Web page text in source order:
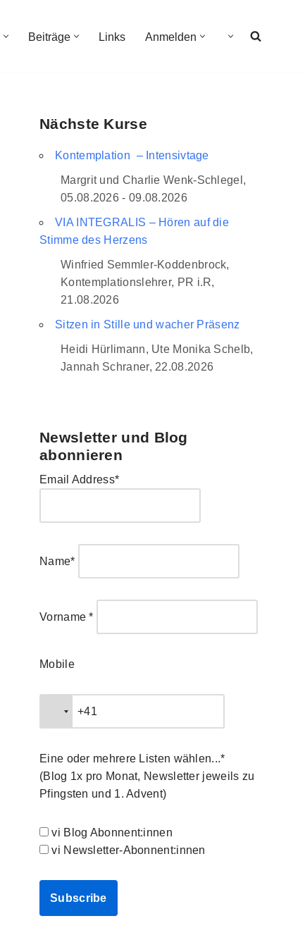
Beiträge Links Anmelden
Nächste Kurse
Kontemplation – Intensivtage
Margrit und Charlie Wenk-Schlegel,
05.08.2026 - 09.08.2026
VIA INTEGRALIS – Hören auf die
Stimme des Herzens
Winfried Semmler-Koddenbrock,
Kontemplationslehrer, PR i.R,
21.08.2026
Sitzen in Stille und wacher Präsenz
Heidi Hürlimann, Ute Monika Schelb,
Jannah Schraner, 22.08.2026
Newsletter und Blog
abonnieren
Email Address*
Name*
Vorname *
Mobile
Eine oder mehrere Listen wählen...*
(Blog 1x pro Monat, Newsletter jeweils zu
Pfingsten und 1. Advent)
vi Blog Abonnent:innen
vi Newsletter-Abonnent:innen